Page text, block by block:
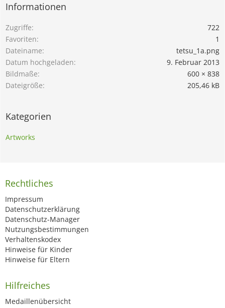
Informationen
Zugriffe
722
Favoriten
1
Dateiname
tetsu_1a.png
Datum hochgeladen
9. Februar 2013
Bildmaße
600 × 838
Dateigröße
205,46 kB
Kategorien
Artworks
Rechtliches
Impressum
Datenschutzerklärung
Datenschutz-Manager
Nutzungsbestimmungen
Verhaltenskodex
Hinweise für Kinder
Hinweise für Eltern
Hilfreiches
Medaillenübersicht